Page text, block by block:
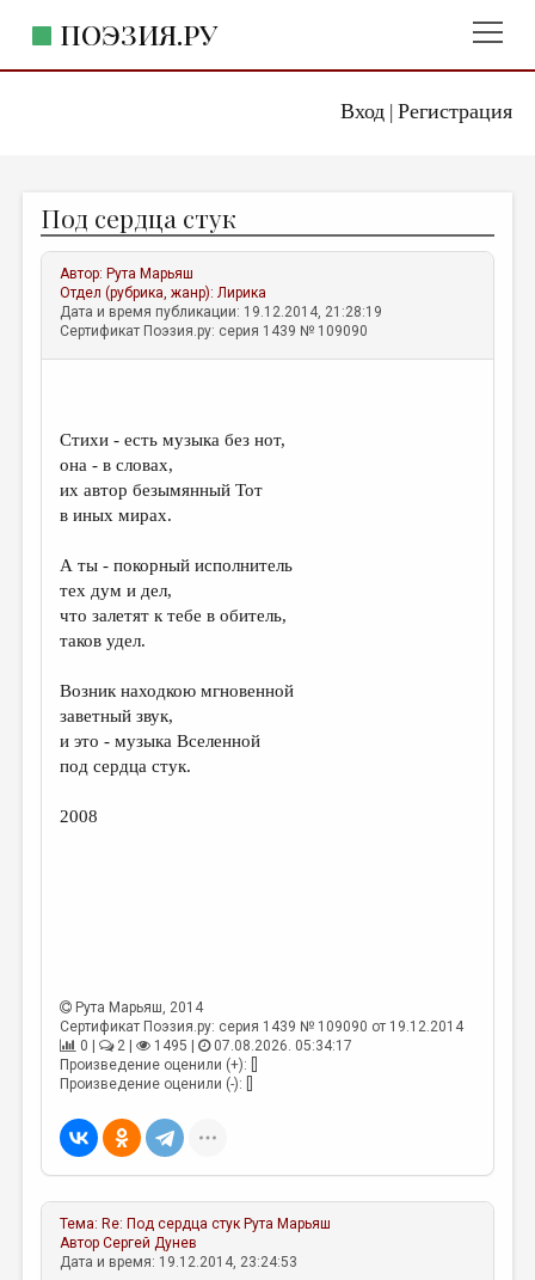
Вход| Регистрация
ПОЭЗИЯ.РУ
ЖАНРЫ
АВТОРЫ
КОММЕНТАРИИ
ЛИТСАЛОН
ПРАВИЛА САЙТА
ОТДЕЛЫ И РУБРИКИ
ИЗБРАННОЕ
ДАЙДЖЕСТ
ПРОИЗВЕДЕНИЯ
ПЕРЕВОДЫ
КОНКУРСЫ
ДЕТСКАЯ КОМНАТА
КНИЖНАЯ ПОЛКА
ОБЗОР ЛИТЕРАТУРЫ
РЕДКОЛЛЕГИЯ
ОТ РЕДАКЦИИ
МАЛАЯ ПРОЗА
ЭССЕИСТИКА
ЛИТЕРАТУРОВЕДЕНИЕ
КУЛЬТУРОВЕДЕНИЕ
ПУБЛИЦИСТИКА
Под сердца стук
Автор: Рута Марьяш
Отдел (рубрика, жанр):Лирика
Дата и время публикации: 19.12.2014, 21:28:19
Сертификат Поэзия.ру: серия 1439 № 109090
Стихи - есть музыка без нот,
она - в словах,
их автор безымянный Тот
в иных мирах.
А ты - покорный исполнитель
тех дум и дел,
что залетят к тебе в обитель,
таков удел.
Возник находкою мгновенной
заветный звук,
и это - музыка Вселенной
под сердца стук.
2008
Рута Марьяш, 2014
Сертификат Поэзия.ру: серия 1439 № 109090 от 19.12.2014
0 |
2 | 1495 |
07.08.2026. 05:34:17
Произведение оценили (+): []
Произведение оценили (-): []
Тема: Re: Под сердца стук Рута Марьяш
АвторСергей Дунев
Дата и время: 19.12.2014, 23:24:53